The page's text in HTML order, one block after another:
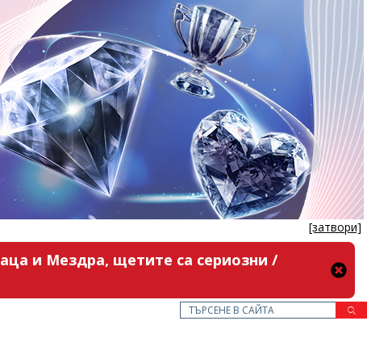
[затвори]
и Мездра, щетите са сериозни /